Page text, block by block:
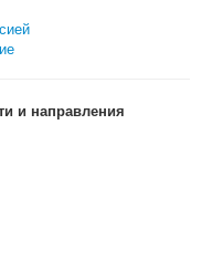
и направления